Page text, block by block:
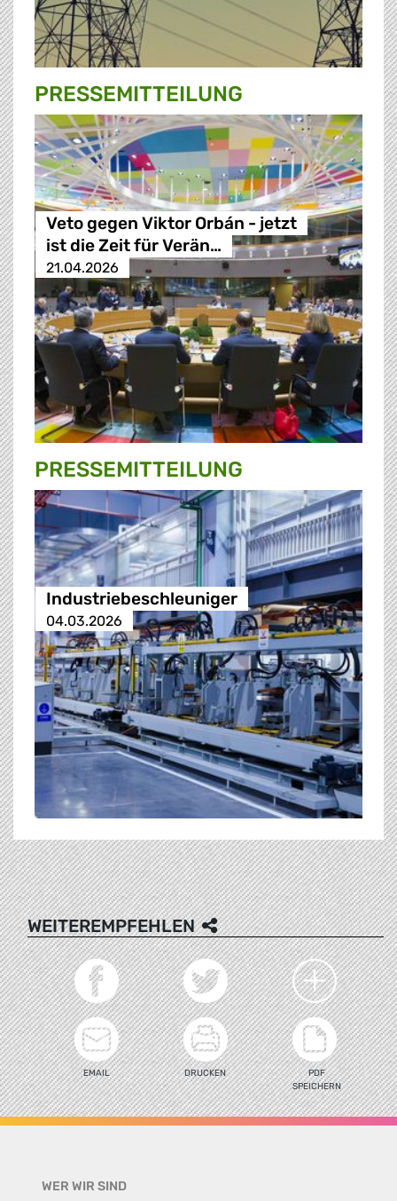
PRESSE­MITTEILUNG
Veto gegen Viktor Orbán - jetzt
ist die Zeit für Verän…
21.04.2026
PRESSE­MITTEILUNG
Industriebeschleuniger
04.03.2026
WEITEREMPFEHLEN
EMAIL DRUCKEN
PDF
SPEICHERN
WER WIR SIND